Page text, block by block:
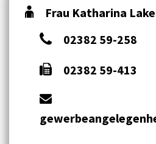
Frau Katharina
02382 59-258
02382 59-413